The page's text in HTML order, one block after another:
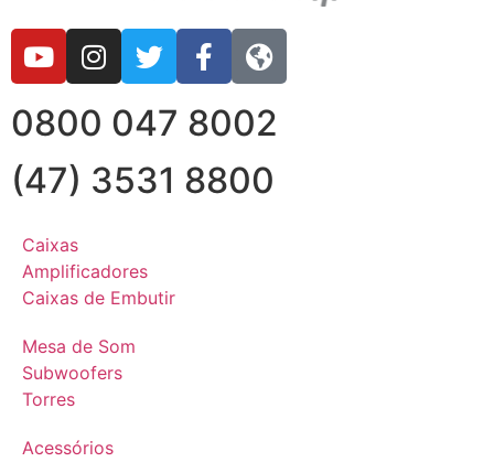
0800 047 8002
(47) 3531 8800
Caixas
Amplificadores
Caixas de Embutir
Mesa de Som
Subwoofers
Torres
Acessórios